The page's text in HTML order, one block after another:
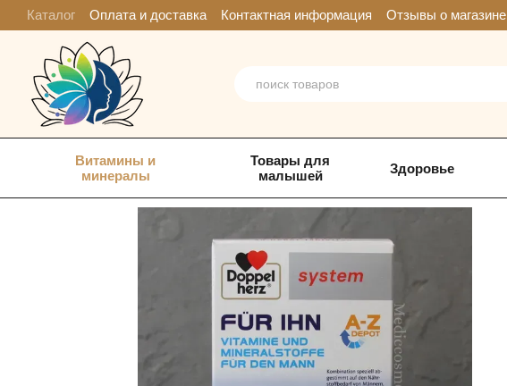
Перейти к основному контенту
Каталог Оплата и доставка Контактная информация Отзывы о магазине
Витамины и
минералы
Товары для
малышей
Здоровье